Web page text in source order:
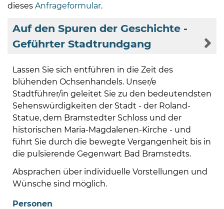
dieses Anfrageformular.
Auf den Spuren der Geschichte -
Geführter Stadtrundgang
Lassen Sie sich entführen in die Zeit des
blühenden Ochsenhandels. Unser/e
Stadtführer/in geleitet Sie zu den bedeutendsten
Sehenswürdigkeiten der Stadt - der Roland-
Statue, dem Bramstedter Schloss und der
historischen Maria-Magdalenen-Kirche - und
führt Sie durch die bewegte Vergangenheit bis in
die pulsierende Gegenwart Bad Bramstedts.
Absprachen über individuelle Vorstellungen und
Wünsche sind möglich.
Personen